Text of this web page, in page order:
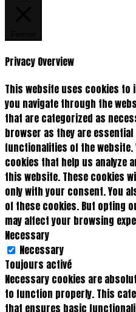
Privacy Overview
This website uses cookies to
you navigate through the
that are categorized as
browser as they are
functionalities of the
cookies that help us analyze
this website. These cookies
only with your consent. You
of these cookies. But opting
may affect your browsing
Necessary
Necessary
Toujours activé
Necessary cookies are
to function properly. This
that ensures basic